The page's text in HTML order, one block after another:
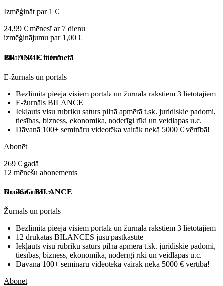
Izmēģināt par 1 €
24,99 € mēnesī ar 7 dienu
izmēģinājumu par 1,00 €
Tikai 0,74 € dienā
BILANCE internetā
E-žurnāls un portāls
Bezlimita pieeja visiem portāla un žurnāla rakstiem 3 lietotājiem
E-žurnāls BILANCE
Iekļauts visu rubriku saturs pilnā apmērā t.sk. juridiskie padomi,
tiesības, bizness, ekonomika, noderīgi rīki un veidlapas u.c.
Dāvanā 100+ semināru videotēka vairāk nekā 5000 € vērtībā!
Abonēt
269 € gadā
12 mēnešu abonements
No 28 € mēnesī
Drukātā BILANCE
Žurnāls un portāls
Bezlimita pieeja visiem portāla un žurnāla rakstiem 3 lietotājiem
12 drukātās BILANCES jūsu pastkastītē
Iekļauts visu rubriku saturs pilnā apmērā t.sk. juridiskie padomi,
tiesības, bizness, ekonomika, noderīgi rīki un veidlapas u.c.
Dāvanā 100+ semināru videotēka vairāk nekā 5000 € vērtībā!
Abonēt